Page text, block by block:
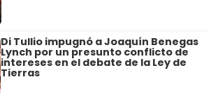
Di Tullio impugnó a Joaquín Benegas
Lynch por un presunto conflicto de
intereses en el debate de la Ley de
Tierras